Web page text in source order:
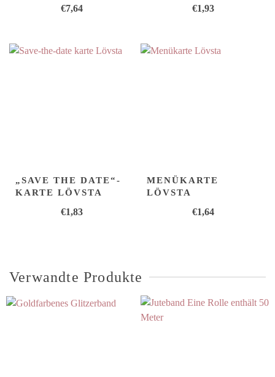
€7,64 €1,93
„SAVE THE DATE“-
KARTE LÖVSTA
€1,83
MENÜKARTE
LÖVSTA
€1,64
Verwandte Produkte